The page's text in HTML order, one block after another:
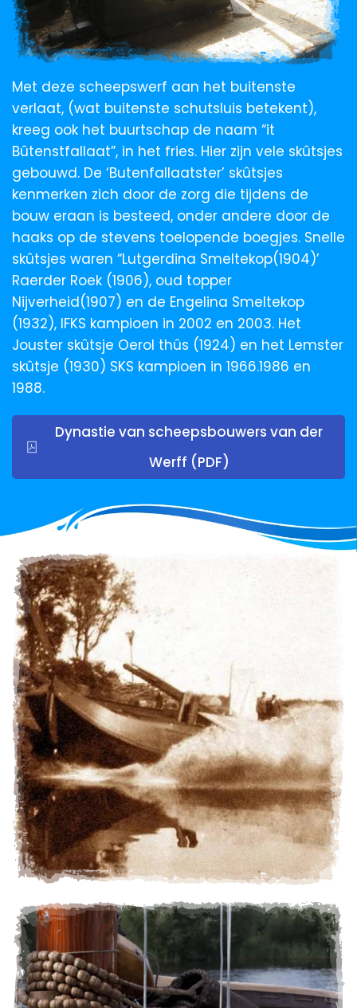
Met deze scheepswerf aan het buitenste
verlaat, (wat buitenste schutsluis betekent),
kreeg ook het buurtschap de naam “it
Bûtenstfallaat”, in het fries. Hier zijn vele skûtsjes
gebouwd. De ‘Butenfallaatster’ skûtsjes
kenmerken zich door de zorg die tijdens de
bouw eraan is besteed, onder andere door de
haaks op de stevens toelopende boegjes. Snelle
skûtsjes waren “Lutgerdina Smeltekop(1904)’
Raerder Roek (1906), oud topper
Nijverheid(1907) en de Engelina Smeltekop
(1932), IFKS kampioen in 2002 en 2003. Het
Jouster skûtsje Oerol thûs (1924) en het Lemster
skûtsje (1930) SKS kampioen in 1966.1986 en
1988.
Dynastie van scheepsbouwers van der
Werff (PDF)